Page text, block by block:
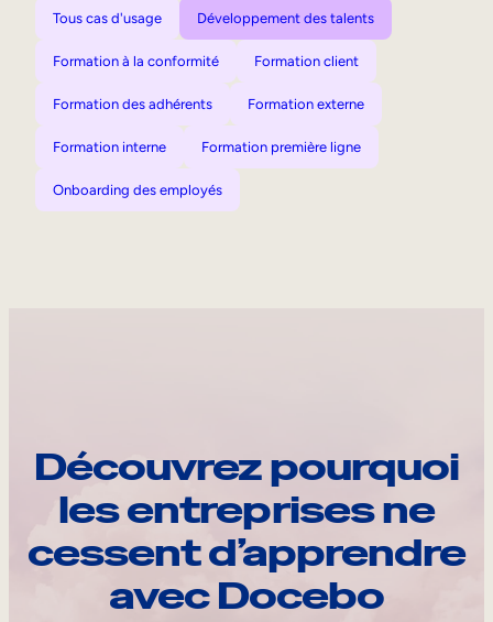
Tous cas d'usage Développement des talents
Formation à la conformité Formation client
Formation des adhérents Formation externe
Formation interne Formation première ligne
Onboarding des employés
Découvrez pourquoi
les entreprises ne
cessent d’apprendre
avec Docebo